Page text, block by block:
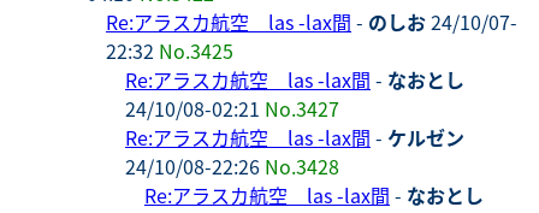
Re:アラスカ航空 las -lax間 - のしお24/10/07-
22:32 No.3425
Re:アラスカ航空 las -lax間 - なおとし
24/10/08-02:21 No.3427
Re:アラスカ航空 las -lax間 - ケルゼン
24/10/08-22:26 No.3428
Re:アラスカ航空 las -lax間 - なおとし